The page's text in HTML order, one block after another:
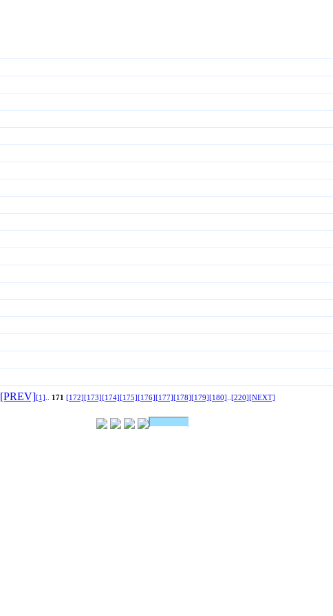
[PREV][1] 171 [172] [173] [174] [175] [176] [177] [178] [179] [180] [220] [NEXT]